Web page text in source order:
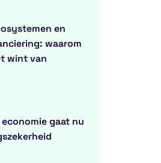
en
waarom
wint van
gaat nu